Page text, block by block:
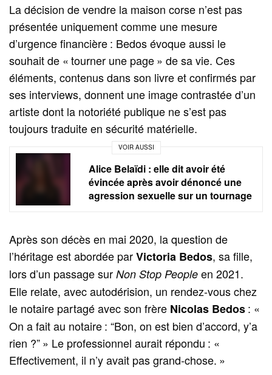
La décision de vendre la maison corse n’est pas
présentée uniquement comme une mesure
d’urgence financière : Bedos évoque aussi le
souhait de « tourner une page » de sa vie. Ces
éléments, contenus dans son livre et confirmés par
ses interviews, donnent une image contrastée d’un
artiste dont la notoriété publique ne s’est pas
toujours traduite en sécurité matérielle.
VOIR AUSSI
Alice Belaïdi : elle dit avoir été
évincée après avoir dénoncé une
agression sexuelle sur un tournage
Après son décès en mai 2020, la question de
l’héritage est abordée parVictoria Bedos, sa fille,
lors d’un passage surNon Stop People en 2021.
Elle relate, avec autodérision, un rendez‑vous chez
le notaire partagé avec son frère Nicolas Bedos: «
On a fait au notaire : “Bon, on est bien d’accord, y’a
rien ?” » Le professionnel aurait répondu : «
Effectivement, il n’y avait pas grand‑chose. »